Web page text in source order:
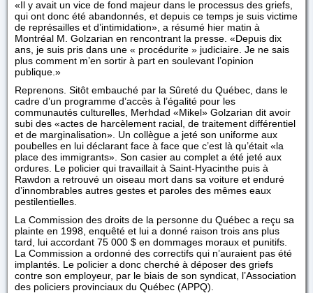
«Il y avait un vice de fond majeur dans le processus des griefs,
qui ont donc été abandonnés, et depuis ce temps je suis victime
de représailles et d’intimidation», a résumé hier matin à
Montréal M. Golzarian en rencontrant la presse. «Depuis dix
ans, je suis pris dans une « procédurite » judiciaire. Je ne sais
plus comment m’en sortir à part en soulevant l’opinion
publique.»
Reprenons. Sitôt embauché par la Sûreté du Québec, dans le
cadre d’un programme d’accès à l’égalité pour les
communautés culturelles, Merhdad «Mikel» Golzarian dit avoir
subi des «actes de harcèlement racial, de traitement différentiel
et de marginalisation». Un collègue a jeté son uniforme aux
poubelles en lui déclarant face à face que c’est là qu’était «la
place des immigrants». Son casier au complet a été jeté aux
ordures. Le policier qui travaillait à Saint-Hyacinthe puis à
Rawdon a retrouvé un oiseau mort dans sa voiture et enduré
d’innombrables autres gestes et paroles des mêmes eaux
pestilentielles.
La Commission des droits de la personne du Québec a reçu sa
plainte en 1998, enquêté et lui a donné raison trois ans plus
tard, lui accordant 75 000 $ en dommages moraux et punitifs.
La Commission a ordonné des correctifs qui n’auraient pas été
implantés. Le policier a donc cherché à déposer des griefs
contre son employeur, par le biais de son syndicat, l’Association
des policiers provinciaux du Québec (APPQ).